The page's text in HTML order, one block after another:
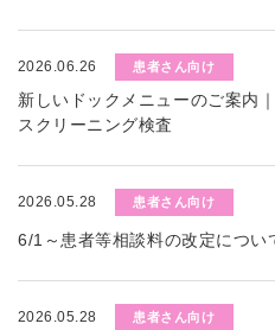
2026.06.26 患者さん向け
新しいドックメニューのご案内
スクリーニング検査
2026.05.28 患者さん向け
6/1～患者等相談料の改定につい
2026.05.28 患者さん向け